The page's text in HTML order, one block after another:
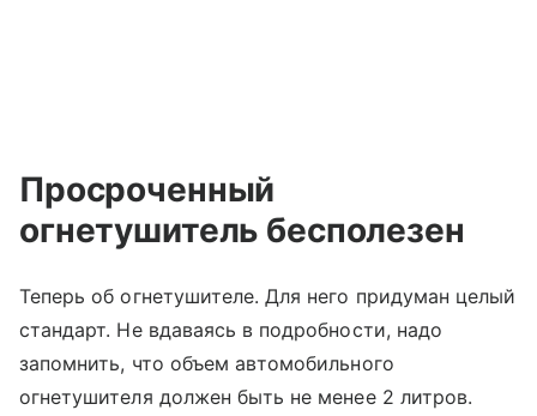
Просроченный
огнетушитель бесполезен
Теперь об огнетушителе. Для него придуман целый
стандарт. Не вдаваясь в подробности, надо
запомнить, что объем автомобильного
огнетушителя должен быть не менее 2 литров.